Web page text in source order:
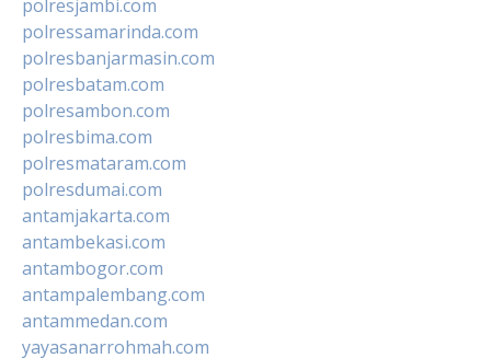
polresjambi.com
polressamarinda.com
polresbanjarmasin.com
polresbatam.com
polresambon.com
polresbima.com
polresmataram.com
polresdumai.com
antamjakarta.com
antambekasi.com
antambogor.com
antampalembang.com
antammedan.com
yayasanarrohmah.com